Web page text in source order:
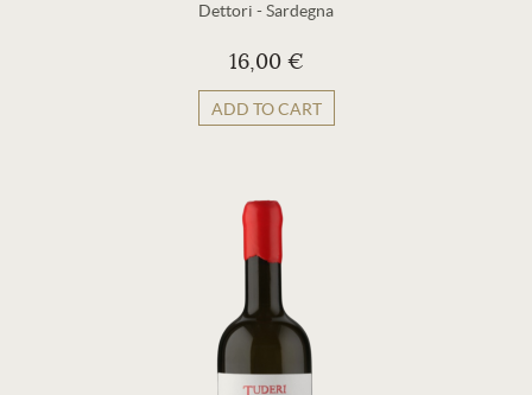
Dettori -Sardegna
16,00 €
ADD TO CART